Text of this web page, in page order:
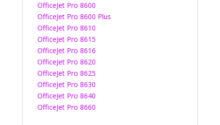
OfficeJet Pro 8600
OfficeJet Pro 8600 Plus
OfficeJet Pro 8610
OfficeJet Pro 8615
OfficeJet Pro 8616
OfficeJet Pro 8620
OfficeJet Pro 8625
OfficeJet Pro 8630
OfficeJet Pro 8640
OfficeJet Pro 8660